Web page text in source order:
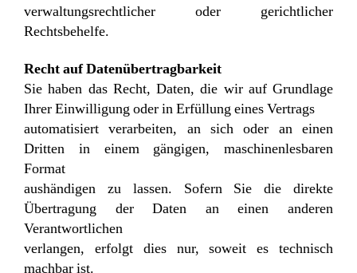
verwaltungsrechtlicher oder gerichtlicher
Rechtsbehelfe.
Recht auf Datenübertragbarkeit
Sie haben das Recht, Daten, die wir auf Grundlage
Ihrer Einwilligung oder in Erfüllung eines Vertrags
automatisiert verarbeiten, an sich oder an einen
Dritten in einem gängigen, maschinenlesbaren
Format
aushändigen zu lassen. Sofern Sie die direkte
Übertragung der Daten an einen anderen
Verantwortlichen
verlangen, erfolgt dies nur, soweit es technisch
machbar ist.